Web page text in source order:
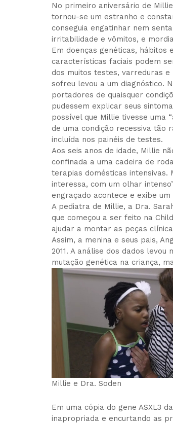
No primeiro aniversário de
tornou-se um estranho e
conseguia engatinhar nem
irritabilidade e vômitos, e
Em doenças genéticas, hábitos
características faciais podem
dos muitos testes, varreduras e
sofreu levou a um diagnóstico.
portadores de quaisquer
pudessem explicar seus
possível que Millie tivesse uma
de uma condição recessiva tão
incluída nos painéis de testes.
Aos seis anos de idade, Millie
confinada a uma cadeira de
terapias domésticas intensivas.
interessa, com um olhar
engraçado acontece e exibe
A pediatra de Millie, a Dra.
que começou a ser feito na
ajudar a montar as peças
Assim, a menina e seus pais,
2011. A análise dos dados
mutação genética na criança,
Millie e Dra. Soden
Em uma cópia do gene ASXL3
inapropriada e encurtando as